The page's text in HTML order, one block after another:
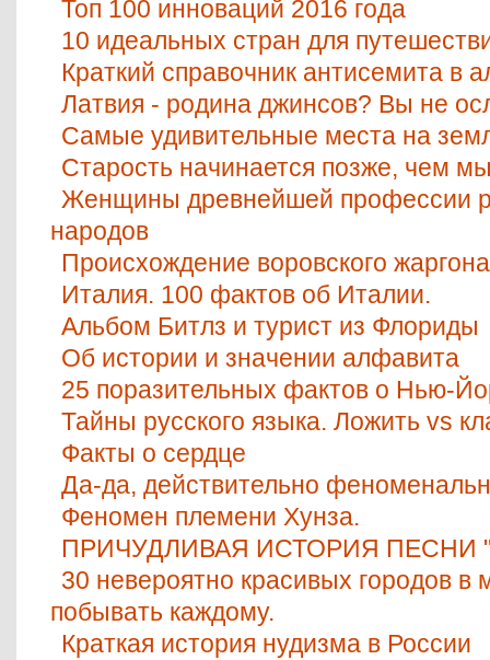
Топ 100 инноваций 2016 года
10 идеальных стран для
Краткий справочник антисемита в
Латвия - родина джинсов? Вы не
Самые удивительные места на
Старость начинается позже, чем
Женщины древнейшей профессии
народов
Происхождение воровского жаргона
Италия. 100 фактов об Италии.
Альбом Битлз и турист из Флориды
Об истории и значении алфавита
25 поразительных фактов о Нью-
Тайны русского языка. Ложить vs
Факты о сердце
Да-да, действительно
Феномен племени Хунза.
ПРИЧУДЛИВАЯ ИСТОРИЯ ПЕСНИ
30 невероятно красивых городов в
побывать каждому.
Краткая история нудизма в России